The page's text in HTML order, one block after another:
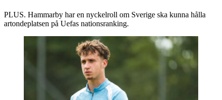
PLUS. Hammarby har en nyckelroll om Sverige ska kunna hålla
artondeplatsen på Uefas nationsranking.